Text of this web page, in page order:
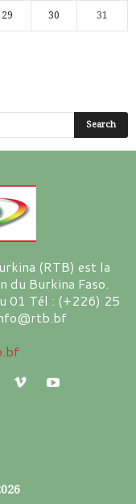
29 30 31
(RTB) est la
du Burkina Faso.
01 Tél : (+226) 25